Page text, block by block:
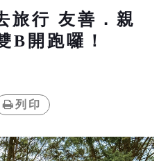
旅行 友善．親
B開跑囉！
列印